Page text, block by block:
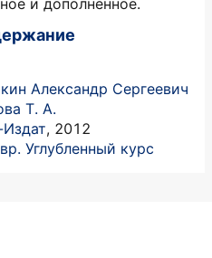
и дополненное.
Александр Сергеевич
Т. А.
, 2012
Углубленный курс